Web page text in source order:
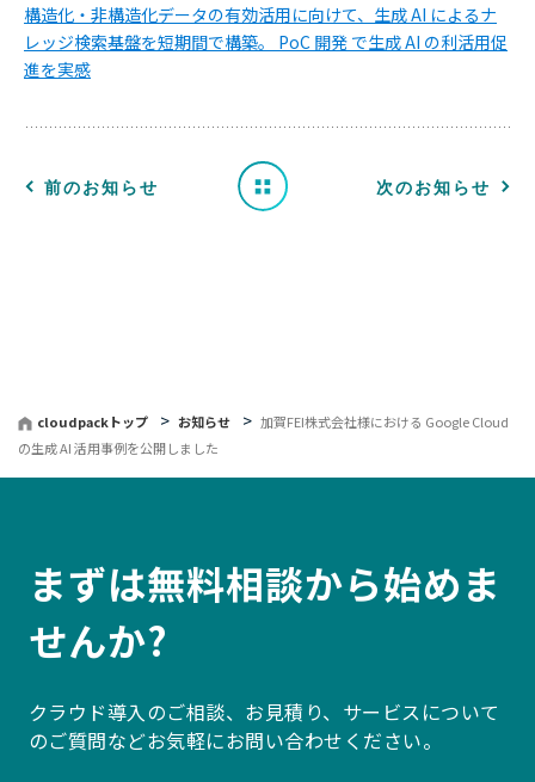
構造化・非構造化データの有効活用に向けて、生成 AI によるナ
レッジ検索基盤を短期間で構築。 PoC 開発 で生成 AI の利活用促
進を実感
前のお知らせ
せ
一 次のお知らせ
cloudpackトップ お知らせ
加賀FEI株式会社様における Google Cloud
の生成 AI 活用事例を公開しました
まずは無料相談から始めま
せんか?
クラウド導入のご相談、お見積り、サービスについて
のご質問などお気軽にお問い合わせください。